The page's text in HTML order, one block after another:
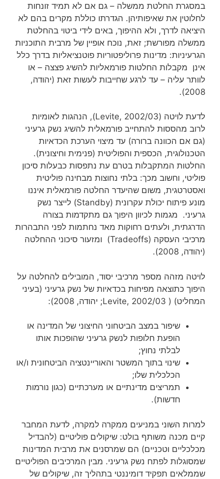
במסגרת החלטת ממשלה – גם אם לא תמיד זונחות
לחלוטין את שאיפותיהן. הגדרתו כוללת מקרים בהם לא
היציאה לדרך, ולא ההיפוך, באים לידי ביטוי בהחלטת
ממשלה מפורשת; זאת, נוכח אופיין של מרבית התוכניות
הגרעיניות: מדינות פרוליפטוריות פוטנציאליות בדרך כלל
אינן מקבלות החלטות פורמאליות להשיג פצצה – או
לוותר עליה – עד לרגע שחייבות לעשות זאת (יהודה,
2008).
לדעת לויטה (Levite, 2002/03), הנהגות לאומיות
לרוב מהססות להתחייב פורמאלית להשיג נשק גרעיני
(גם אם הכוונה ברורה) עד מיצוי הערכת הכדאיות
הטכנולוגית, הכספית והפוליטית (פנימית וחיצונית).
החלטות המתקבלות בטרם עת נתפסות כבעלות סיכון
פוליטי, וחשוב מכך: בלתי נחוצות מבחינה פוליטית
ואסטרטגית, משום שהיעדר החלטה פורמאלית איננו
מונע פיתוח יכולת עקרונית (Standby) לייצר נשק
גרעיני. מגמות לכיוון היפוך גם מתקדמות בצורה
הדרגתית, ולעתים רחוקות מאד נחתמות לפני התבהרות
מרכיבי העסקה (Tradeoffs) ומזעור סיכוני ההחלטה
(יהודה, 2008).
לויטה מזהה מספר מרכיבי יסוד, המובילים להחלטה על
היפוך כתוצאה מפיחות בכדאיות של נשק גרעיני (בעיני
המחליט) ( Levite, 2002/03; יהודה, 2008):
שיפור במצב הביטחוני החיצוני של המדינה או
הופעת חלופות לנשק גרעיני שהופכות אותו
לבלתי נחוץ;
שינוי בתוך המשטר והאוריינטציה הביטחונית ו/או
הכלכלית שלו;
תמריצים מדינתיים או מערכתיים (כגון נורמות
חדשות).
למרות השוני במניעים ממקרה למקרה, לדעת המחבר
קיים מכנה משותף בולט: שיקולים פוליטיים (להבדיל
מכלכליים וטכניים) הם שמרסנים את מרבית המדינות
שמסוגלות לפתח נשק גרעיני. מבין המרכיבים הפוליטיים
שממלאים תפקיד דומיננטי בתהליך זה, שיקולים של